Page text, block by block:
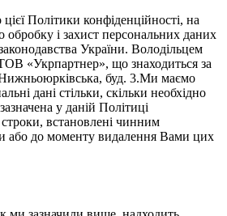
Політики конфіденційності, на
обробку і захист персональних даних
України. Володільцем
«Укрпартнер», що знаходиться за
буд. 3.Ми маємо
дані стільки, скільки необхідно
у даній Політиці
строки, встановлені чинним
або до моменту видалення Вами цих